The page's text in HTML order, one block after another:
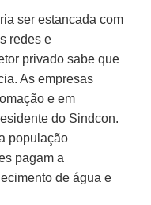
ser estancada com
redes e
privado sabe que
As empresas
e em
do Sindcon.
população
pagam a
de água e